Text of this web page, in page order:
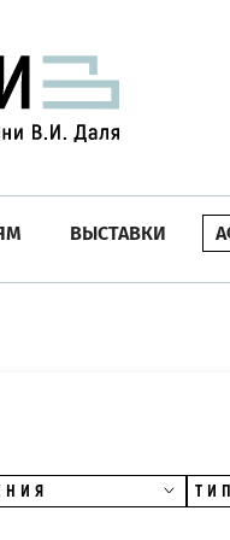
ВЫСТАВКИ